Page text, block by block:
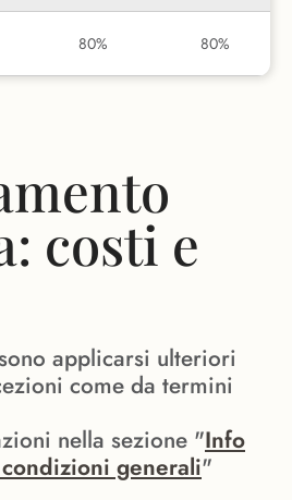
80% 80%
costi e
applicarsi ulteriori
come da termini
nella sezione "Info
generali"